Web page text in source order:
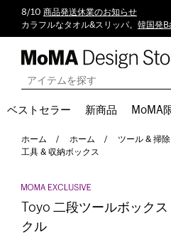
8/10 商品発送休業のお知らせ
カラフルなタオル&スリッパ。 韓国発
ベストセラー 新商品 MoMA
ホーム ホーム
ツール & 掃
工具 & 収納ボックス
Toyo 二段ツールボック
クル